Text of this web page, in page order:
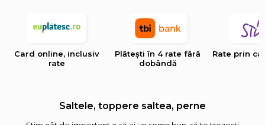
Card online, inclusiv
rate
Plătești în 4 rate fără
dobândă
Rate prin
Saltele, toppere saltea, perne